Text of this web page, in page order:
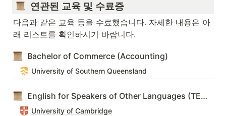
  연관된 교육 및 수료증
다음과 같은 교육 등을 수료했습니다. 자세한 내용은 아
래 리스트를 확인하시기 바랍니다.
Bachelor of Commerce (Accounting)
University of Southern Queensland
English for Speakers of Other Languages (TESOL)
University of Cambridge